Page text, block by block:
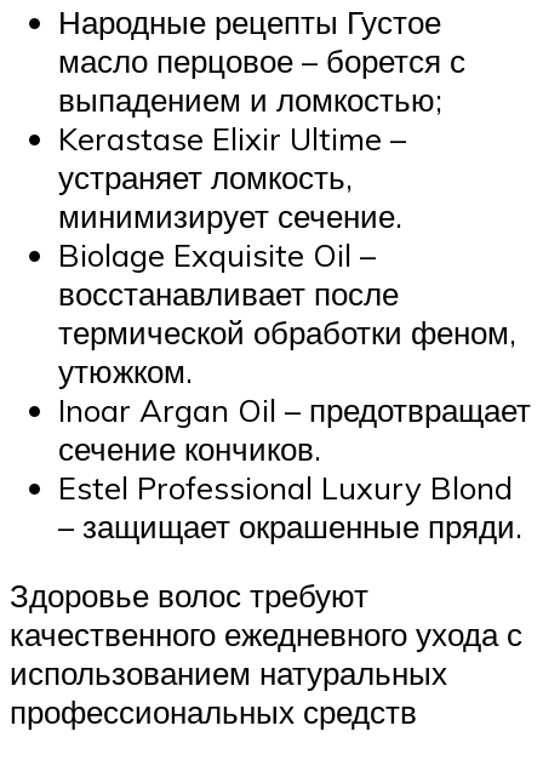
Народные рецепты Густое
масло перцовое – борется с
выпадением и ломкостью;
Kerastase Elixir Ultime –
устраняет ломкость,
минимизирует сечение.
Biolage Exquisite Oil –
восстанавливает после
термической обработки феном,
утюжком.
Inoar Argan Oil – предотвращает
сечение кончиков.
Estel Professional Luxury Blond
– защищает окрашенные пряди.
Здоровье волос требуют
качественного ежедневного ухода с
использованием натуральных
профессиональных средств